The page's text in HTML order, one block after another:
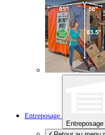
Entreposage
Entreposage